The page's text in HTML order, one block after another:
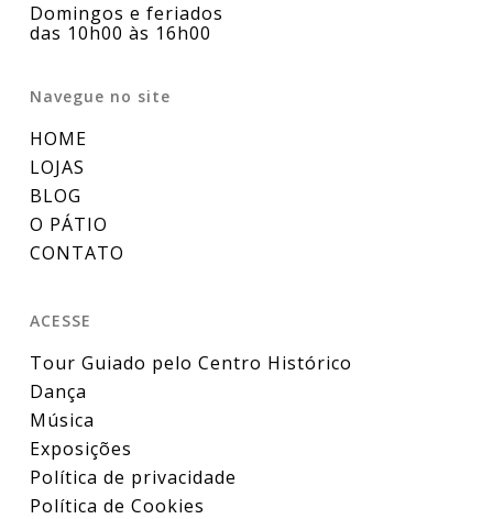
Domingos e feriados
das 10h00 às 16h00
Navegue no site
HOME
LOJAS
BLOG
O PÁTIO
CONTATO
ACESSE
Tour Guiado pelo Centro Histórico
Dança
Música
Exposições
Política de privacidade
Política de Cookies